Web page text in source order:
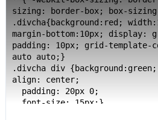
sizing: border-box; box-
.divcha{background:red;
margin-bottom:10px; display:
padding: 10px; grid-template-
auto auto;}
.divcha div
align: center;